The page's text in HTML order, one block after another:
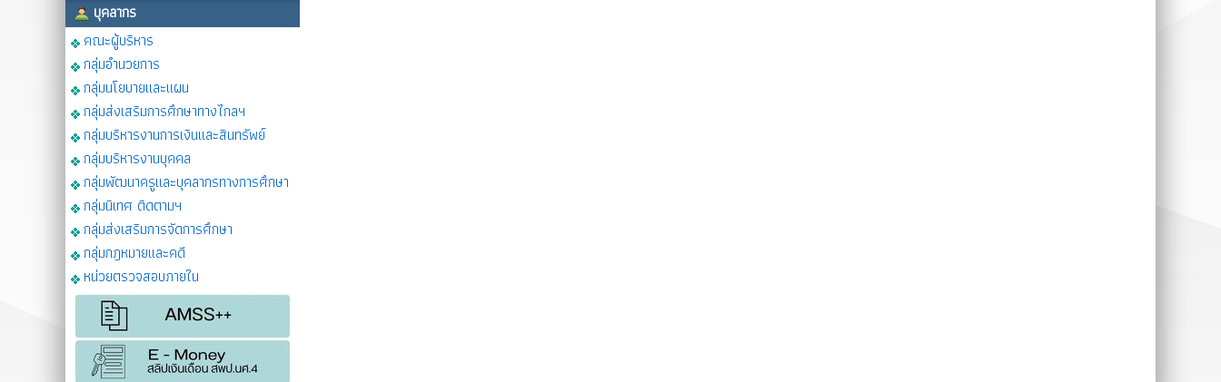
บุคลากร
คณะผู้บริหาร
กลุ่มอำนวยการ
กลุ่มนโยบายและแผน
กลุ่มส่งเสริมการศึกษาทางไกลฯ
กลุ่มบริหารงานการเงินและสินทรัพย์
กลุ่มบริหารงานบุคคล
กลุ่มพัฒนาครูและบุคลากรทางการศึกษา
กลุ่มนิเทศ ติดตามฯ
กลุ่มส่งเสริมการจัดการศึกษา
กลุ่มกฎหมายและคดี
หน่วยตรวจสอบภายใน